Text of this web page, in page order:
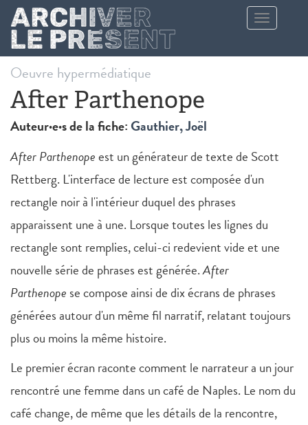
Aller au contenu principal
Toggle
navigation
Oeuvre hypermédiatique
After Parthenope
Auteur·e·s de la fiche:Gauthier, Joël
After Parthenopeest un générateur de texte de Scott
Rettberg. L'interface de lecture est composée d'un
rectangle noir à l'intérieur duquel des phrases
apparaissent une à une. Lorsque toutes les lignes du
rectangle sont remplies, celui-ci redevient vide et une
nouvelle série de phrases est générée.After
Parthenope se compose ainsi de dix écrans de phrases
générées autour d'un même fil narratif, relatant toujours
plus ou moins la même histoire.
Le premier écran raconte comment le narrateur a un jour
rencontré une femme dans un café de Naples. Le nom du
café change, de même que les détails de la rencontre,